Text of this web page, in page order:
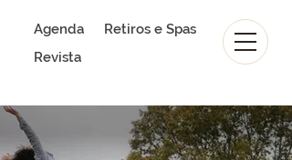
Agenda
Revista
Retiros e Spas